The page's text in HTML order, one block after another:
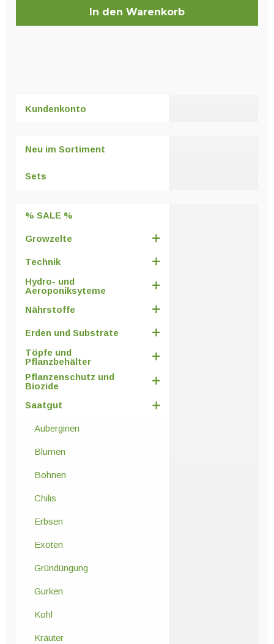
In den Warenkorb
Kundenkonto
Neu im Sortiment
Sets
% SALE %
Growzelte
Technik
Hydro- und
Aeroponiksyteme
Nährstoffe
Erden und Substrate
Töpfe und
Pflanzbehälter
Pflanzenschutz und
Biozide
Saatgut
Auberginen
Blumen
Bohnen
Chilis
Erbsen
Exoten
Gründüngung
Gurken
Kohl
Kräuter